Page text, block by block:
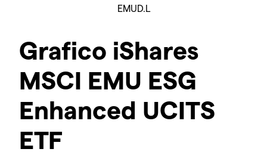
EMUD.L
Grafico iShares
MSCI EMU ESG
Enhanced UCITS
ETF